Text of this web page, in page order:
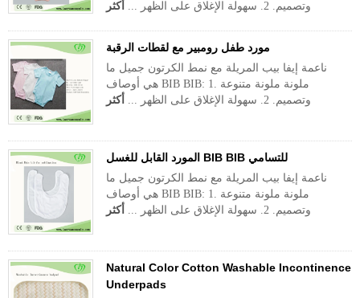
وتصميم. 2. سهولة الإغلاق على الظهر ...
أكثر
مورد طفل رومبير مع لقطات الرقبة
ناعمة إيفا بيب المريلة مع نمط الكرتون جميل ما
هي أوصاف BIB BIB: 1. ملونة ملونة متنوعة
وتصميم. 2. سهولة الإغلاق على الظهر ...
أكثر
المورد القابل للغسل BIB BIB للتسامي
ناعمة إيفا بيب المريلة مع نمط الكرتون جميل ما
هي أوصاف BIB BIB: 1. ملونة ملونة متنوعة
وتصميم. 2. سهولة الإغلاق على الظهر ...
أكثر
Natural Color Cotton Washable Incontinence
Underpads